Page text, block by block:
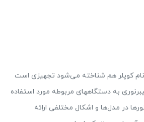
نام‌ کوپلر هم شناخته می‌شود تجهیزی است
به دستگاههای مربوطه مورد استفاده
در مدل‌ها و اشکال مختلفی ارائه